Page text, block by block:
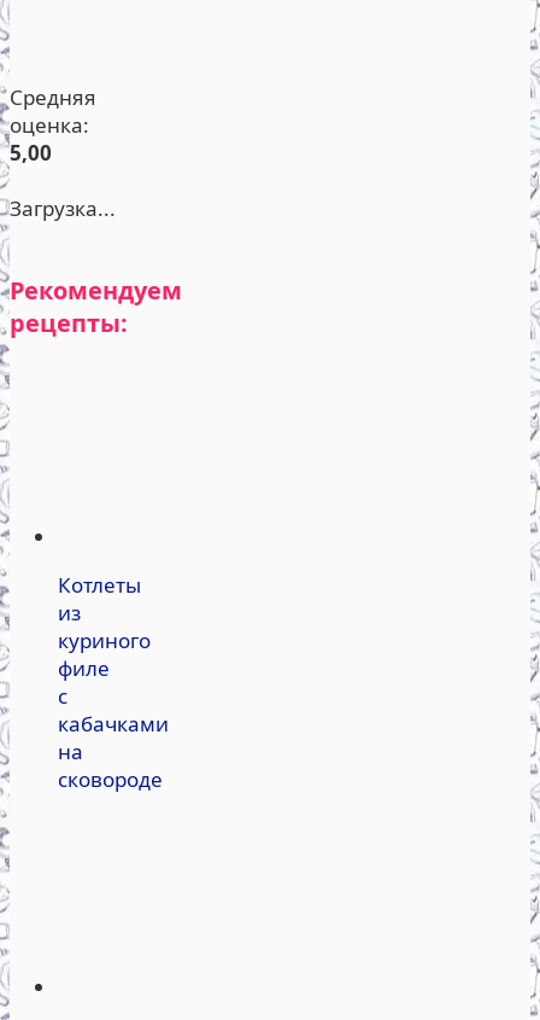
Средняя
оценка:
5,00
Загрузка...
Рекомендуем
рецепты:
Котлеты
из
куриного
филе
с
кабачками
на
сковороде